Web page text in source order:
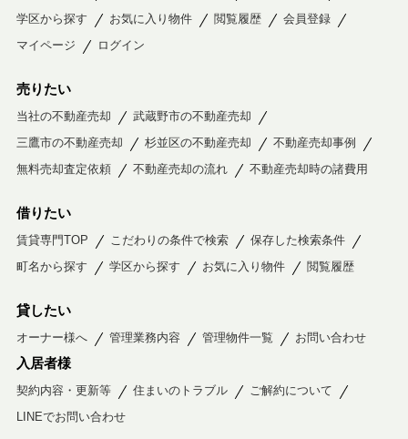
学区から探す
お気に入り物件 閲覧履歴
会員登録
マイページ
ログイン
売りたい
当社の不動産売却
武蔵野市の不動産売却
三鷹市の不動産売却
杉並区の不動産売却
不動産売却事例
無料売却査定依頼
不動産売却の流れ 不動産売却時の諸費用
借りたい
賃貸専門TOP こだわりの条件で検索
保存した検索条件
町名から探す
学区から探す お気に入り物件 閲覧履歴
貸したい
オーナー様へ 管理業務内容 管理物件一覧 お問い合わせ
入居者様
契約内容・更新等 住まいのトラブル
ご解約について
LINEでお問い合わせ